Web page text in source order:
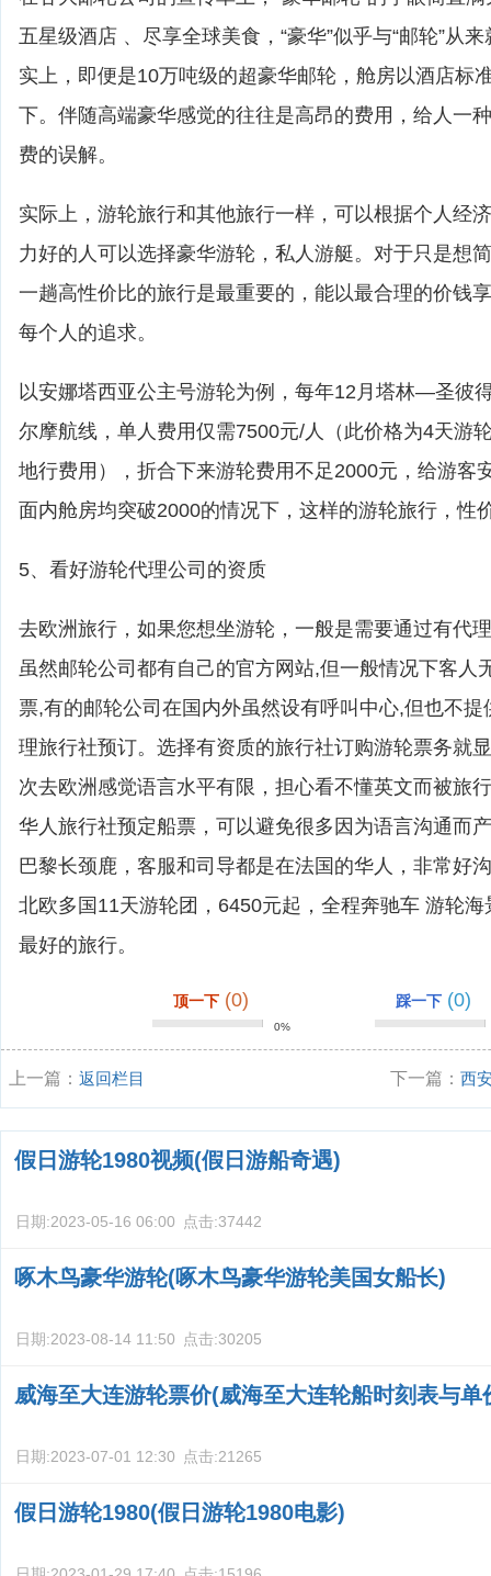
五星级酒店 、尽享全球美食，“豪华”似乎与“邮轮”从
实上，即便是10万吨级的超豪华邮轮，舱房以酒店标
下。伴随高端豪华感觉的往往是高昂的费用，给人一
费的误解。
实际上，游轮旅行和其他旅行一样，可以根据个人经
力好的人可以选择豪华游轮，私人游艇。对于只是想
一趟高性价比的旅行是最重要的，能以最合理的价钱
每个人的追求。
以安娜塔西亚公主号游轮为例，每年12月塔林—圣
尔摩航线，单人费用仅需7500元/人（此价格为4天游
地行费用），折合下来游轮费用不足2000元，给游客
面内舱房均突破2000的情况下，这样的游轮旅行，性
5、看好游轮代理公司的资质
去欧洲旅行，如果您想坐游轮，一般是需要通过有代
虽然邮轮公司都有自己的官方网站,但一般情况下客人
票,有的邮轮公司在国内外虽然设有呼叫中心,但也不
理旅行社预订。选择有资质的旅行社订购游轮票务就
次去欧洲感觉语言水平有限，担心看不懂英文而被旅
华人旅行社预定船票，可以避免很多因为语言沟通而
巴黎长颈鹿，客服和司导都是在法国的华人，非常好
北欧多国11天游轮团，6450元起，全程奔驰车 游轮
最好的旅行。
顶一下 (0)
0%
踩一下 (0)
上一篇： 返回栏目 下一篇：西
假日游轮1980视频(假日游船奇遇)
日期:2023-05-16 06:00 点击:37442
啄木鸟豪华游轮(啄木鸟豪华游轮美国女船长)
日期:2023-08-14 11:50 点击:30205
威海至大连游轮票价(威海至大连轮船时刻表与单
日期:2023-07-01 12:30 点击:21265
假日游轮1980(假日游轮1980电影)